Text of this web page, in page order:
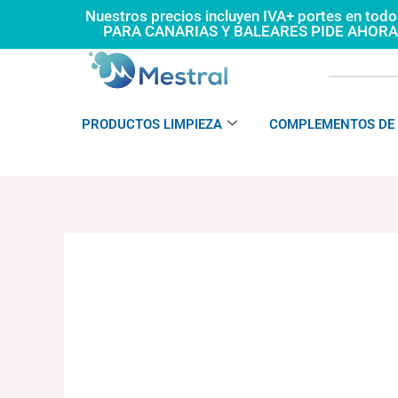
Nuestros precios incluyen IVA+ portes en
PARA CANARIAS Y BALEARES PIDE
PRODUCTOS LIMPIEZA COMPLEMENTOS